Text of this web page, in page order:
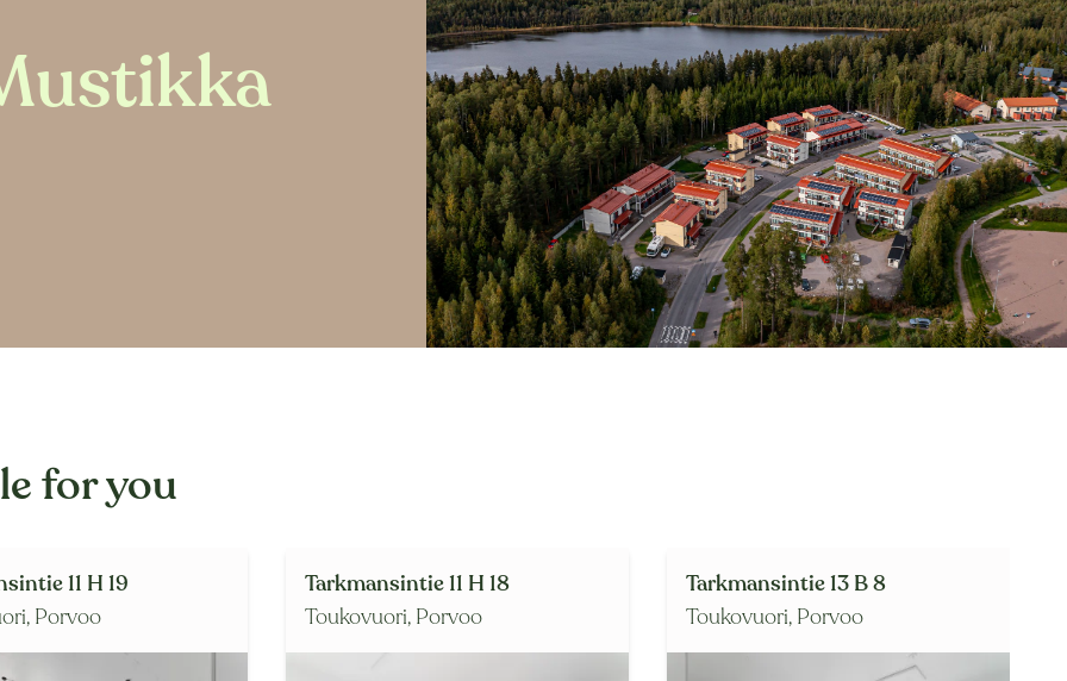
for you
11 H 19
Porvoo
Tarkmansintie 11 H 18
Toukovuori, Porvoo
Tarkmansintie 13 B 8
Toukovuori, Porvoo